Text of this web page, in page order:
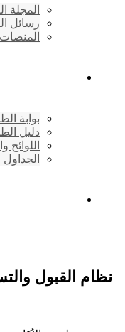
المجلة
رسائل
المنصات
بوابة
دليل
اللوائح
نظام القبول